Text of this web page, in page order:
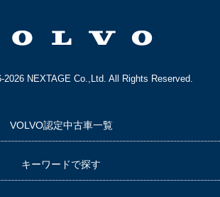
2026 NEXTAGE Co.,Ltd. All Rights Reserved.
VOLVO認定中古車一覧
キーワードで探す